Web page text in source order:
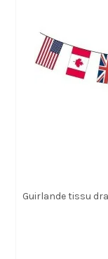
Guirlande tissu